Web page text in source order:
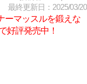
最終更新日：2025/03/20
ーマッスルを鍛えな
好評発売中！